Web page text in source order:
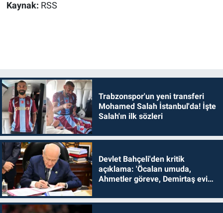
Kaynak: RSS
Trabzonspor'un yeni transferi
Mohamed Salah İstanbul'da! İşte
Salah'ın ilk sözleri
Devlet Bahçeli'den kritik
açıklama: 'Öcalan umuda,
Ahmetler göreve, Demirtaş evine